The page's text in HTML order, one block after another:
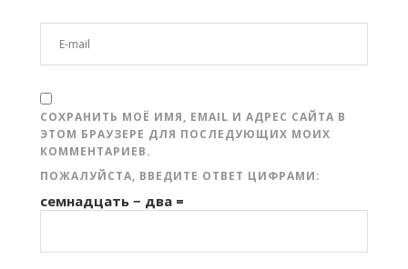
СОХРАНИТЬ МОЁ ИМЯ, EMAIL И АДРЕС САЙТА В
ЭТОМ БРАУЗЕРЕ ДЛЯ ПОСЛЕДУЮЩИХ МОИХ
КОММЕНТАРИЕВ.
ПОЖАЛУЙСТА, ВВЕДИТЕ ОТВЕТ ЦИФРАМИ:
семнадцать − два =